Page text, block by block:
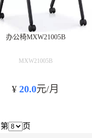
办公椅MXW21005B
MXW21005B
¥ 20.0元/月
第 页